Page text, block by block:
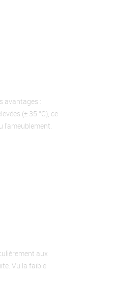
avantages :
(± 35 °C), ce
l'ameublement.
aux
Vu la faible